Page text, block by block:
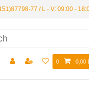
77 / L - V: 09:00 -
0 0,00